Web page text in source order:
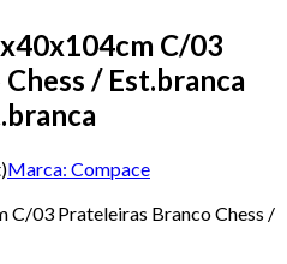
C/03
/ Est.branca
)Marca: Compace
C/03 Prateleiras Branco Chess /